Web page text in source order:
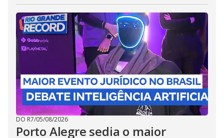
DO R7/05/08/2026
Porto Alegre sedia o maior